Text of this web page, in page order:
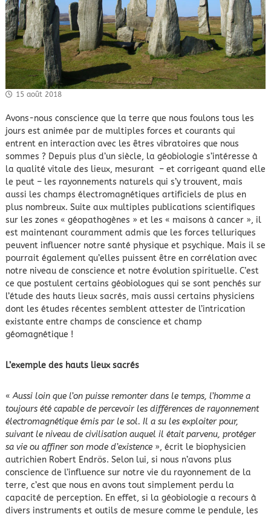
15 août 2018
Avons-nous conscience que la terre que nous foulons tous les
jours est animée par de multiples forces et courants qui
entrent en interaction avec les êtres vibratoires que nous
sommes ? Depuis plus d’un siècle, la géobiologie s’intéresse à
la qualité vitale des lieux, mesurant – et corrigeant quand elle
le peut – les rayonnements naturels qui s’y trouvent, mais
aussi les champs électromagnétiques artificiels de plus en
plus nombreux. Suite aux multiples publications scientifiques
sur les zones « géopathogènes » et les « maisons à cancer », il
est maintenant couramment admis que les forces telluriques
peuvent influencer notre santé physique et psychique. Mais il se
pourrait également qu’elles puissent être en corrélation avec
notre niveau de conscience et notre évolution spirituelle. C’est
ce que postulent certains géobiologues qui se sont penchés sur
l’étude des hauts lieux sacrés, mais aussi certains physiciens
dont les études récentes semblent attester de l’intrication
existante entre champs de conscience et champ
géomagnétique !
L’exemple des hauts lieux sacrés
«Aussi loin que l’on puisse remonter dans le temps, l’homme a
toujours été capable de percevoir les différences de rayonnement
électromagnétique émis par le sol. Il a su les exploiter pour,
suivant le niveau de civilisation auquel il était parvenu, protéger
sa vie ou affiner son mode d’existence», écrit le biophysicien
autrichien Robert Endrös. Selon lui, si nous n’avons plus
conscience de l’influence sur notre vie du rayonnement de la
terre, c’est que nous en avons tout simplement perdu la
capacité de perception. En effet, si la géobiologie a recours à
divers instruments et outils de mesure comme le pendule, les